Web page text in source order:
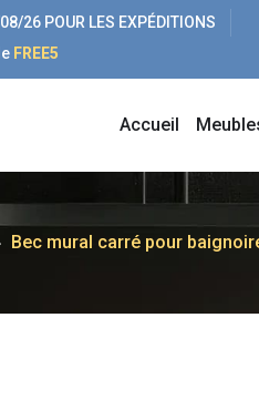
26 POUR LES EXPÉDITIONS
FREE5
Accueil
Bec mural carré pour